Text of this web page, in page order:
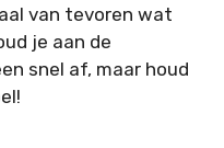
van tevoren wat
je aan de
snel af, maar houd